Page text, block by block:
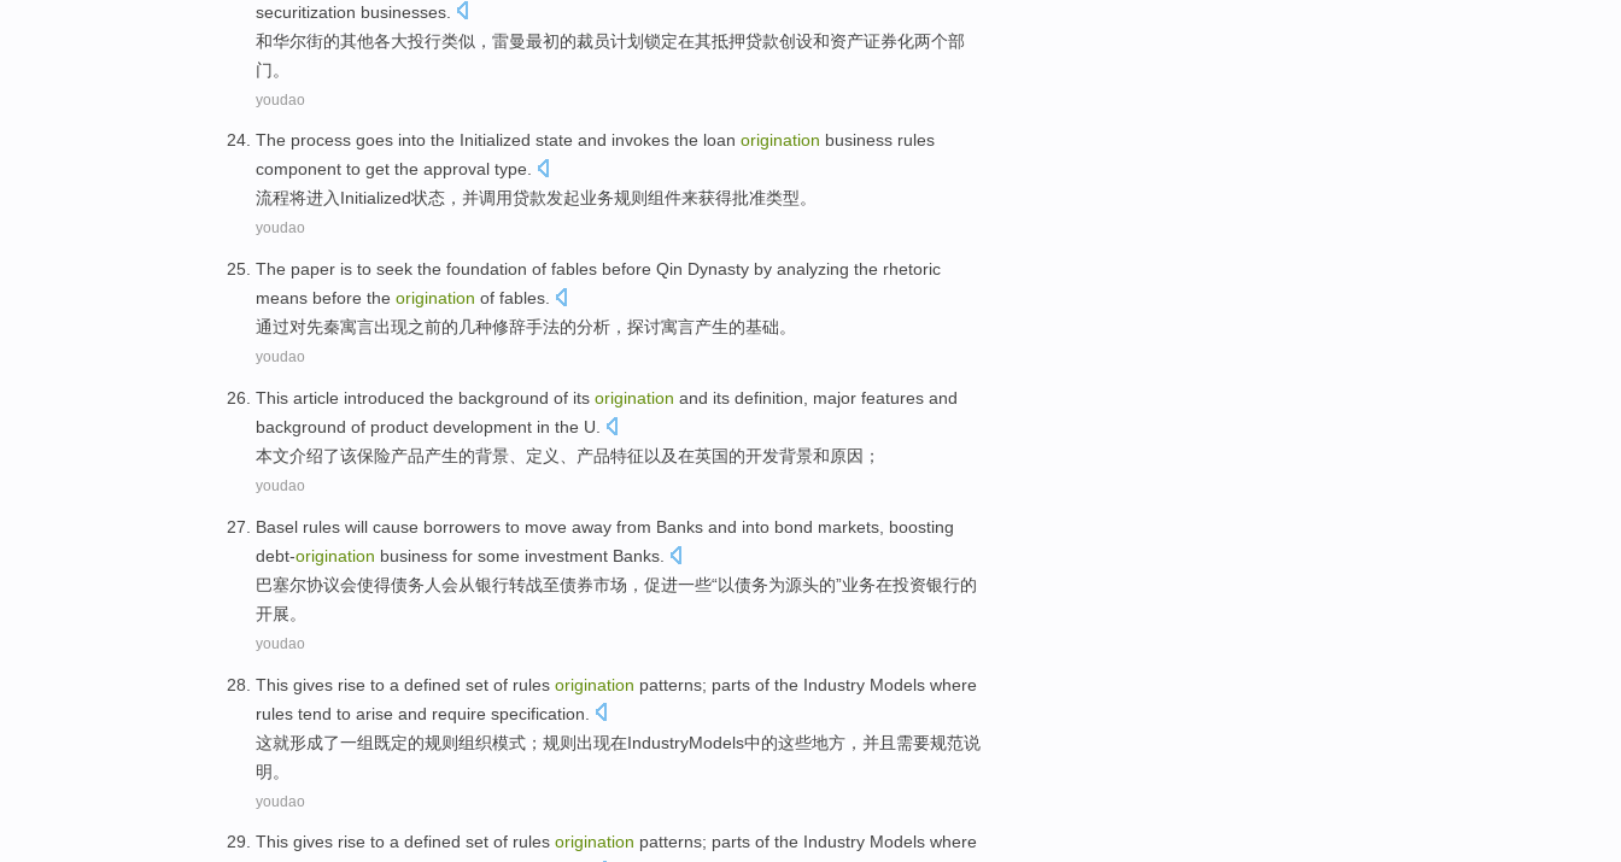
securitization businesses
和华尔街的其他各大投行类似， 雷曼最初的裁员计划锁定在其抵押贷款创设和资产证券化两个部
门。
youdao
The process goes into the Initialized state and invokes the loan origination business rules
component to get the approval type.
流程将进入Initialized状态 ， 并调用贷款发起业务规则组件来获得批准类型。
youdao
The paper is to seek the foundation of fables before Qin Dynasty by analyzing the rhetoric
means before the origination of fables
通过对先秦寓言出现之前的 几种修辞手法的分析，探讨寓言产生的基础。
youdao
This article introduced the background of its origination and its definition , major features and
background of product development in the U
本文介绍了该保险产品产生的背景 定义 、产品特征以及在英国的开发背景和原因；
youdao
Basel rules will cause borrowers to move away from Banks and into bond markets boosting
debt-origination business for some investment Banks.
巴塞尔协议会使得债务人会从银行转战至债券市场 ， 促进一些“以债务为源头的”业务在投资银行的
开展。
youdao
This gives rise to a defined set of rules origination patterns; parts of the Industry Models where
rules tend to arise and require specification
这就形成了一组既定的规则组织模式 ；规则出现在IndustryModels中的这些地方 ， 并且 需要规范说
明。
youdao
This gives rise to a defined set of rules origination patterns; parts of the Industry Models where